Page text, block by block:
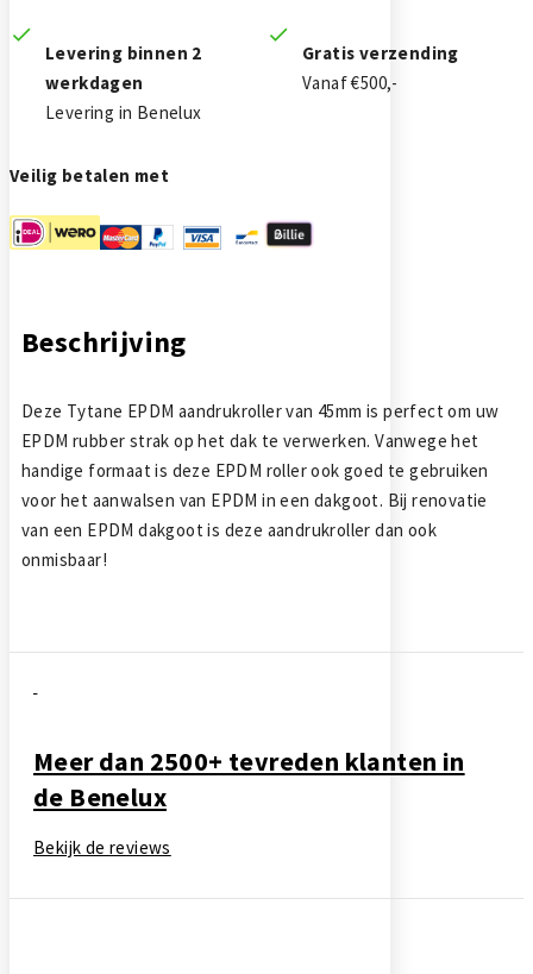
Levering binnen 2
werkdagen
Levering in Benelux
Gratis verzending
Vanaf €500,-
Veilig betalen met
Beschrijving
Deze Tytane EPDM aandrukroller van 45mm is perfect om uw
EPDM rubber strak op het dak te verwerken. Vanwege het
handige formaat is deze EPDM roller ook goed te gebruiken
voor het aanwalsen van EPDM in een dakgoot. Bij renovatie
van een EPDM dakgoot is deze aandrukroller dan ook
onmisbaar!
Meer dan 2500+ tevreden klanten in
de Benelux
Bekijk de reviews